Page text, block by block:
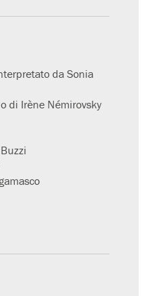
da Sonia
di Irène Némirovsky